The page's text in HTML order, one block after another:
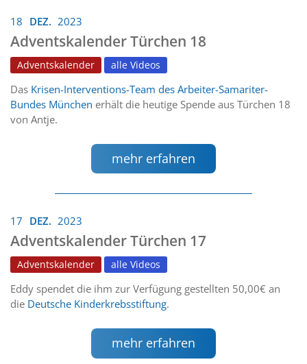
18 DEZ. 2023
Adventskalender Türchen 18
Adventskalender alle Videos
Das Krisen-Interventions-Team des Arbeiter-Samariter-
Bundes München erhält die heutige Spende aus Türchen 18
von Antje.
mehr erfahren
17 DEZ. 2023
Adventskalender Türchen 17
Adventskalender alle Videos
Eddy spendet die ihm zur Verfügung gestellten 50,00€ an
die Deutsche Kinderkrebsstiftung.
mehr erfahren